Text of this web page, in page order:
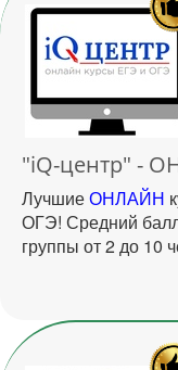
"iQ-центр" -
ЛучшиеОНЛАЙН
ОГЭ! Средний
группы от 2 до 10